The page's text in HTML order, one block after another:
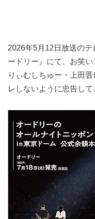
2026年5月12日放送の
ードリー』にて、お笑
りぃむしちゅー・上田
レしないように忠告して